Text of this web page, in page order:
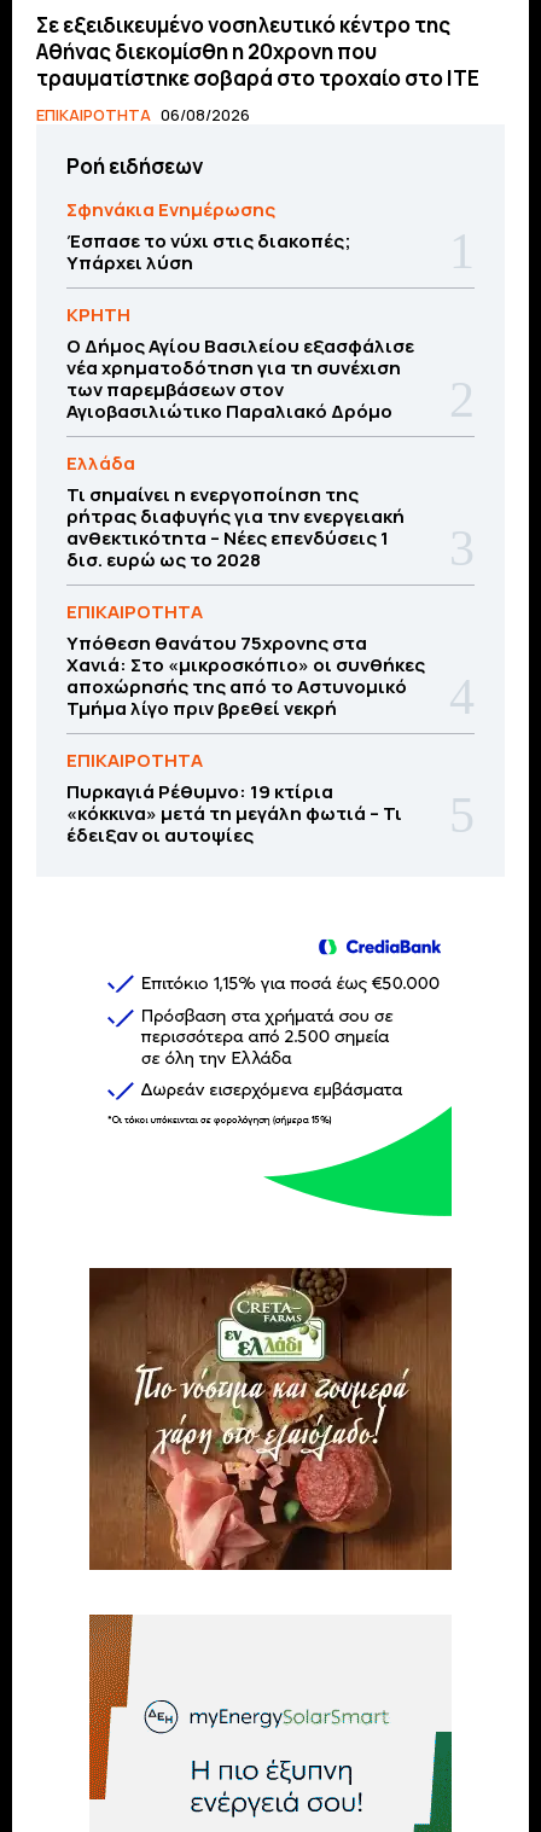
Σε εξειδικευμένο νοσηλευτικό κέντρο της
Αθήνας διεκομίσθη η 20χρονη που
τραυματίστηκε σοβαρά στο τροχαίο στο ΙΤΕ
ΕΠΙΚΑΙΡΟΤΗΤΑ 06/08/2026
Ροή ειδήσεων
Σφηνάκια Ενημέρωσης
Έσπασε το νύχι στις διακοπές;
Υπάρχει λύση
ΚΡΗΤΗ
O Δήμος Αγίου Βασιλείου εξασφάλισε
νέα χρηματοδότηση για τη συνέχιση
των παρεμβάσεων στον
Αγιοβασιλιώτικο Παραλιακό Δρόμο
Ελλάδα
Τι σημαίνει η ενεργοποίηση της
ρήτρας διαφυγής για την ενεργειακή
ανθεκτικότητα – Νέες επενδύσεις 1
δισ. ευρώ ως το 2028
ΕΠΙΚΑΙΡΟΤΗΤΑ
Υπόθεση θανάτου 75χρονης στα
Χανιά: Στο «μικροσκόπιο» οι συνθήκες
αποχώρησής της από το Αστυνομικό
Τμήμα λίγο πριν βρεθεί νεκρή
ΕΠΙΚΑΙΡΟΤΗΤΑ
Πυρκαγιά Ρέθυμνο: 19 κτίρια
«κόκκινα» μετά τη μεγάλη φωτιά – Τι
έδειξαν οι αυτοψίες